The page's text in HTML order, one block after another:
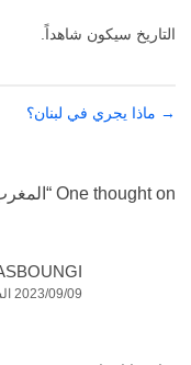
التاريخ سيكون شاهداً.
تصفّح
→ ماذا يجري في لبنان؟
One thought on “
2023/09/09 الساعة 12:48